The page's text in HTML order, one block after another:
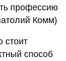
профессию
Комм)
стоит
способ